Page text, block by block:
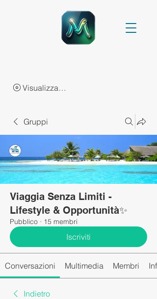
Visualizza punti
Gruppi
Viaggia Senza Limiti -
Lifestyle & Opportunità✨
Pubblico · 15 membri
Iscriviti
Conversazioni Multimedia Membri Info
Indietro